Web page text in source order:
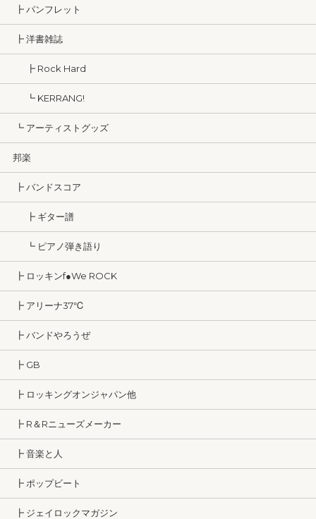
┣ パンフレット
┣ 洋書雑誌
┣ Rock Hard
┗ KERRANG!
┗ アーティストグッズ
邦楽
┣ バンドスコア
┣ ギター譜
┗ ピアノ弾き語り
┣ ロッキンf●We ROCK
┣ アリーナ37℃
┣ バンドやろうぜ
┣ GB
┣ ロッキングオンジャパン他
┣ R＆Rニューズメーカー
┣ 音楽と人
┣ ポップビート
┣ ジェイロックマガジン